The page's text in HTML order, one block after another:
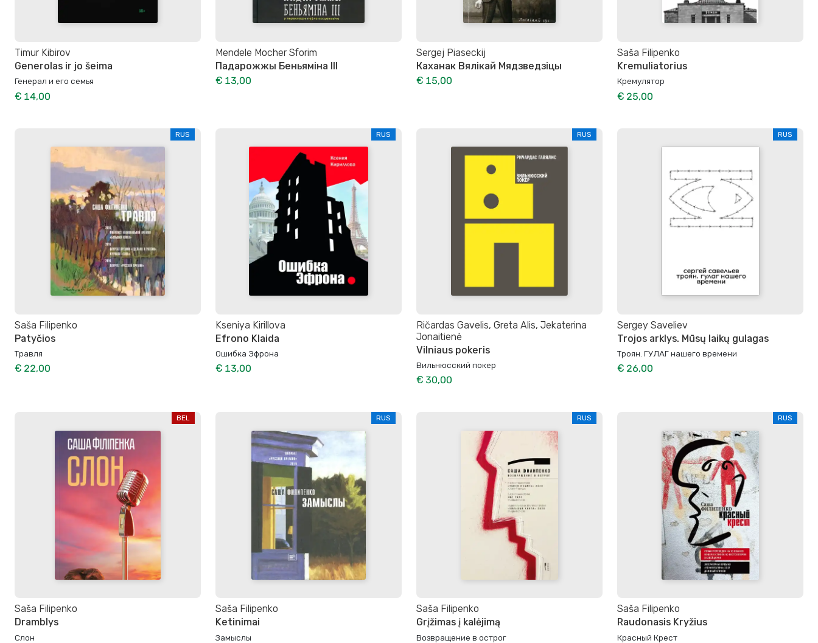
Timur Kibirov
Generolas ir jo šeima
Генерал и его семья
€ 14,00
Mendele Mocher Sforim
Падарожжы Беньяміна ІІІ
€ 13,00
Sergej Piaseckij
Каханак Вялікай Мядзведзіцы
€ 15,00
Saša Filipenko
Kremuliatorius
Кремулятор
€ 25,00
RUS
Saša Filipenko
Patyčios
Травля
€ 22,00
RUS
Kseniya Kirillova
Efrono Klaida
Ошибка Эфрона
€ 13,00
RUS
Ričardas Gavelis, Greta Alis, Jekaterina
Jonaitienė
Vilniaus pokeris
Вильнюсский покер
€ 30,00
RUS
Sergey Saveliev
Trojos arklys. Mūsų laikų gulagas
Троян. ГУЛАГ нашего времени
€ 26,00
BEL
Saša Filipenko
Dramblys
Слон
RUS
Saša Filipenko
Ketinimai
Замыслы
RUS
Saša Filipenko
Grįžimas į kalėjimą
Возвращение в острог
RUS
Saša Filipenko
Raudonasis Kryžius
Красный Крест